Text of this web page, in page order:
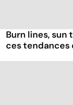
Burn lines,
ces tendances